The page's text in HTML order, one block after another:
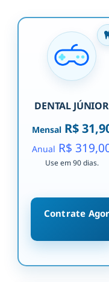
DENTAL JÚNIOR
MensalR$
Anual R$
Use em 90 dias.
Contrate